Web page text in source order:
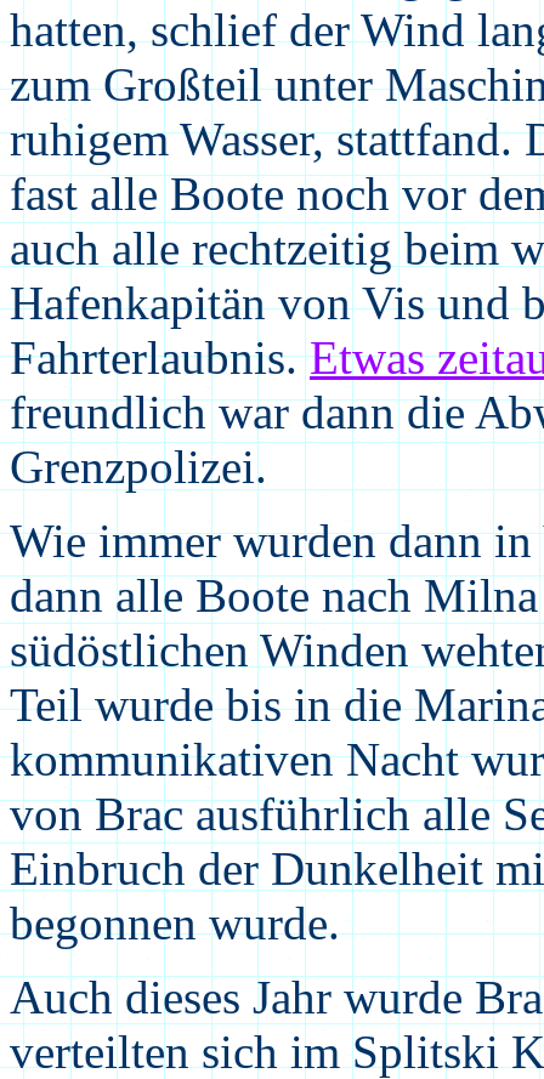
hatten, schlief der Wind
zum Großteil unter
ruhigem Wasser, stattfand.
fast alle Boote noch vor
auch alle rechtzeitig beim
Hafenkapitän von Vis und
Fahrterlaubnis.Etwas
freundlich war dann die
Grenzpolizei.
Wie immer wurden dann
dann alle Boote nach
südöstlichen Winden
Teil wurde bis in die
kommunikativen Nacht
von Brac ausführlich alle
Einbruch der Dunkelheit
begonnen wurde.
Auch dieses Jahr wurde
verteilten sich im Splitski